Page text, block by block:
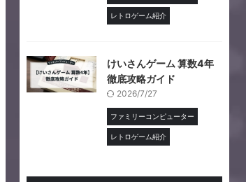
レトロゲーム紹介
けいさんゲーム 算数4年
徹底攻略ガイド
2026/7/27
ファミリーコンピューター
レトロゲーム紹介